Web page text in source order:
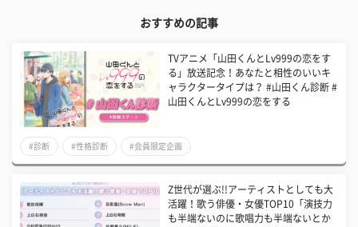
おすすめの記事
TVアニメ「山田くんとLv999の恋をす
る」放送記念！あなたと相性のいいキ
ャラクタータイプは？ #山田くん診断 #
山田くんとLv999の恋をする
#診断 #性格診断 #会員限定企画
Z世代が選ぶ!!アーティストとしても大
活躍！歌う俳優・女優TOP10「演技力
も半端ないのに歌唱力も半端ないとか